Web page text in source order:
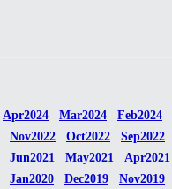
Apr2024 Mar2024 Feb2024
Nov2022 Oct2022 Sep2022
Jun2021 May2021 Apr2021
Jan2020 Dec2019 Nov2019